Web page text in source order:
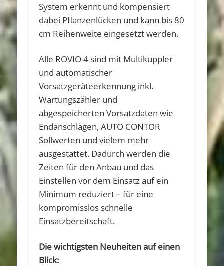
System erkennt und kompensiert
dabei Pflanzenlücken und kann bis 80
cm Reihenweite eingesetzt werden.
Alle ROVIO 4 sind mit Multikuppler
und automatischer
Vorsatzgeräteerkennung inkl.
Wartungszähler und
abgespeicherten Vorsatzdaten wie
Endanschlägen, AUTO CONTOR
Sollwerten und vielem mehr
ausgestattet. Dadurch werden die
Zeiten für den Anbau und das
Einstellen vor dem Einsatz auf ein
Minimum reduziert – für eine
kompromisslos schnelle
Einsatzbereitschaft.
Die wichtigsten Neuheiten auf einen
Blick: